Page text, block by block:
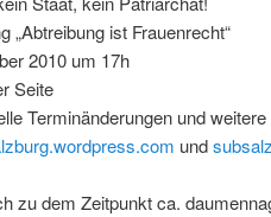
„Abtreibung ist Frauenrecht“
2010 um 17h
Seite
Terminänderungen und weitere
und
zu dem Zeitpunkt ca.